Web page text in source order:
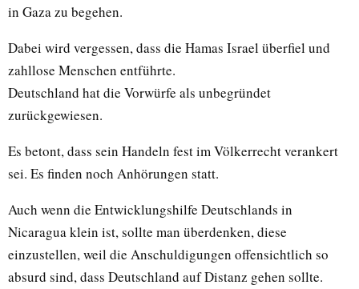
in Gaza zu begehen.
Dabei wird vergessen, dass die Hamas Israel überfiel und
zahllose Menschen entführte.
Deutschland hat die Vorwürfe als unbegründet
zurückgewiesen.
Es betont, dass sein Handeln fest im Völkerrecht verankert
sei. Es finden noch Anhörungen statt.
Auch wenn die Entwicklungshilfe Deutschlands in
Nicaragua klein ist, sollte man überdenken, diese
einzustellen, weil die Anschuldigungen offensichtlich so
absurd sind, dass Deutschland auf Distanz gehen sollte.